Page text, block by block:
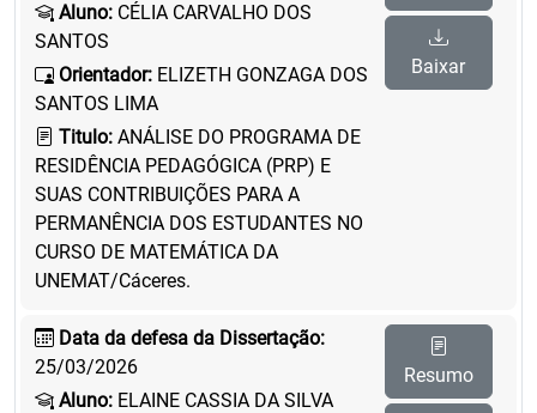
Aluno: CÉLIA CARVALHO DOS
SANTOS
Orientador: ELIZETH GONZAGA DOS
SANTOS LIMA
Titulo: ANÁLISE DO PROGRAMA DE
RESIDÊNCIA PEDAGÓGICA (PRP) E
SUAS CONTRIBUIÇÕES PARA A
PERMANÊNCIA DOS ESTUDANTES NO
CURSO DE MATEMÁTICA DA
UNEMAT/Cáceres.
Baixar
Data da defesa da Dissertação:
25/03/2026
Aluno: ELAINE CASSIA DA SILVA
Resumo